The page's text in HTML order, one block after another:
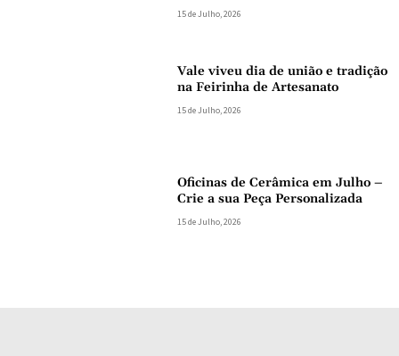
15 de Julho, 2026
Vale viveu dia de união e tradição
na Feirinha de Artesanato
15 de Julho, 2026
Oficinas de Cerâmica em Julho –
Crie a sua Peça Personalizada
15 de Julho, 2026